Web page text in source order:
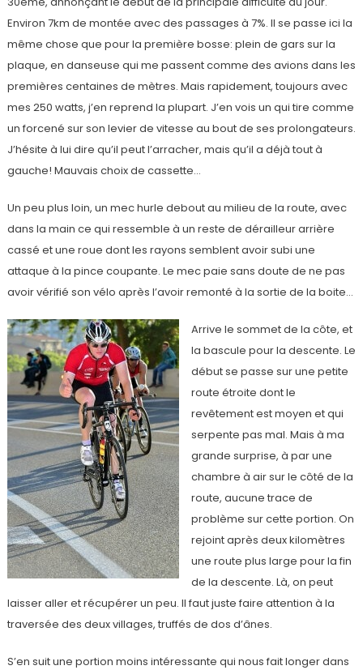
Environ 7km de montée avec des passages à 7%. Il se passe ici la
même chose que pour la première bosse: plein de gars sur la
plaque, en danseuse qui me passent comme des avions dans les
premières centaines de mètres. Mais rapidement, toujours avec
mes 250 watts, j’en reprend la plupart. J’en vois un qui tire comme
un forcené sur son levier de vitesse au bout de ses prolongateurs.
J’hésite à lui dire qu’il peut l’arracher, mais qu’il a déjà tout à
gauche! Mauvais choix de cassette…
Un peu plus loin, un mec hurle debout au milieu de la route, avec
dans la main ce qui ressemble à un reste de dérailleur arrière
cassé et une roue dont les rayons semblent avoir subi une
attaque à la pince coupante. Le mec paie sans doute de ne pas
avoir vérifié son vélo après l’avoir remonté à la sortie de la boite…
Arrive le sommet de la côte, et
la bascule pour la descente. Le
début se passe sur une petite
route étroite dont le
revêtement est moyen et qui
serpente pas mal. Mais à ma
grande surprise, à par une
chambre à air sur le côté de la
route, aucune trace de
problème sur cette portion. On
rejoint après deux kilomètres
une route plus large pour la fin
de la descente. Là, on peut
laisser aller et récupérer un peu. Il faut juste faire attention à la
traversée des deux villages, truffés de dos d’ânes.
S’en suit une portion moins intéressante qui nous fait longer dans